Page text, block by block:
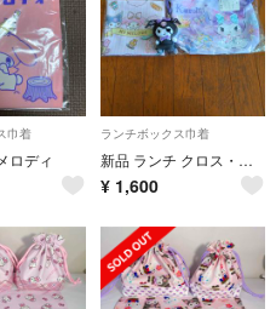
巾着
ロディ
ランチボックス巾着
新品 ランチ クロス・巾着 セットKuromi マスコット
¥ 1,600